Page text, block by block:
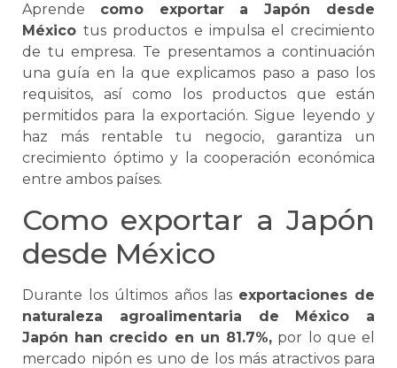
Aprende como exportar a Japón desde
Méxicotus productos e impulsa el crecimiento
de tu empresa. Te presentamos a continuación
una guía en la que explicamos paso a paso los
requisitos, así como los productos que están
permitidos para la exportación. Sigue leyendo y
haz más rentable tu negocio, garantiza un
crecimiento óptimo y la cooperación económica
entre ambos países.
Como exportar a Japón
desde México
Durante los últimos años las exportaciones de
naturaleza agroalimentaria de México a
Japón han crecido en un 81.7%, por lo que el
mercado nipón es uno de los más atractivos para